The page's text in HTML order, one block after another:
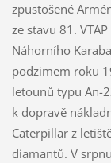
zpustošené
ze stavu 81.
Náhorního
podzimem roku
letounů typu An-
k dopravě
Caterpillar z
diamantů. V